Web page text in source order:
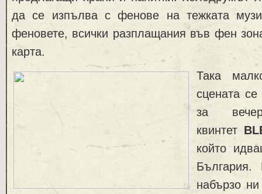
да се изпълва с фенове на тежката
феновете, всички разплащания във фен
карта.
Така
сцената
за
квинтет
който
България.
набързо